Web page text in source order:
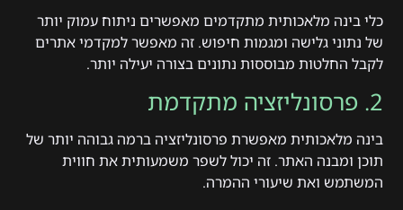
כלי בינה מלאכותית מתקדמים מאפשרים ניתוח עמוק יותר
של נתוני גלישה ומגמות חיפוש. זה מאפשר למקדמי אתרים
לקבל החלטות מבוססות נתונים בצורה יעילה יותר.
2. פרסונליזציה מתקדמת
בינה מלאכותית מאפשרת פרסונליזציה ברמה גבוהה יותר של
תוכן ומבנה האתר. זה יכול לשפר משמעותית את חווית
המשתמש ואת שיעורי ההמרה.